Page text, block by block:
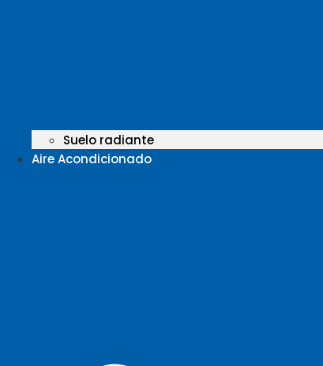
Suelo radiante
Aire Acondicionado